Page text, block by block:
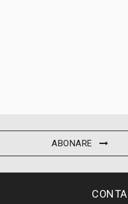
ABONARE